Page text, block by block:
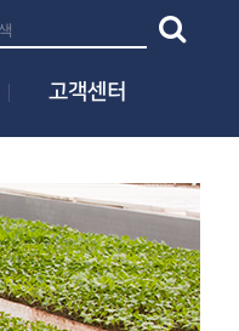
고객센터